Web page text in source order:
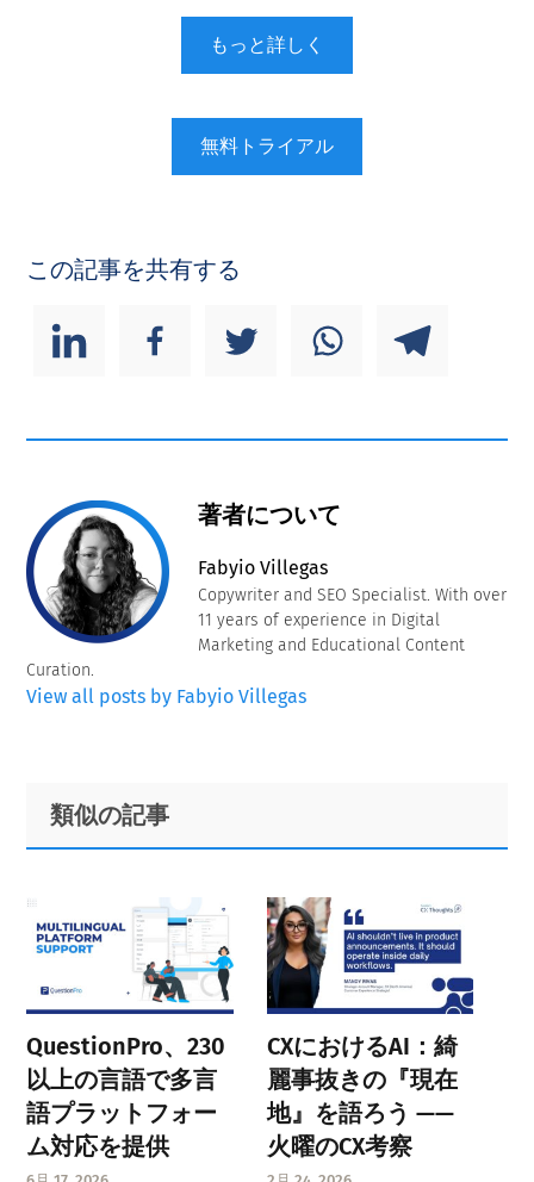
もっと詳しく
無料トライアル
この記事を共有する
著者について
Fabyio Villegas
Copywriter and SEO Specialist. With over
11 years of experience in Digital
Marketing and Educational Content
Curation.
View all posts by Fabyio Villegas
Primary
Sidebar
Footer
類似の記事
QuestionPro、230
以上の言語で多言
語プラットフォー
ム対応を提供
CXにおけるAI：綺
麗事抜きの『現在
地』を語ろう ——
火曜のCX考察